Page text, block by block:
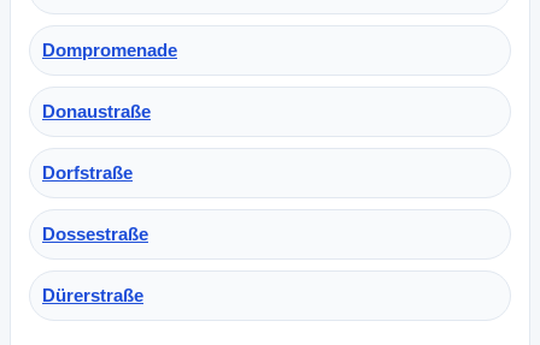
Dompromenade
Donaustraße
Dorfstraße
Dossestraße
Dürerstraße